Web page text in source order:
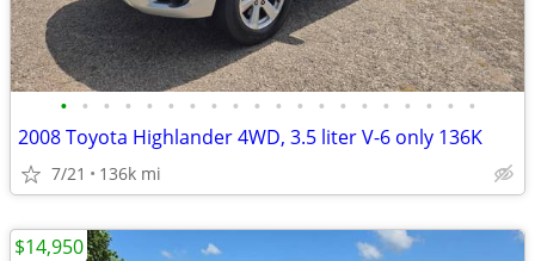
• • • • • • • • • • • • • • • • • • • •
2008 Toyota Highlander 4WD, 3.5 liter V-6 only 136K
7/21 136k mi
$14,950